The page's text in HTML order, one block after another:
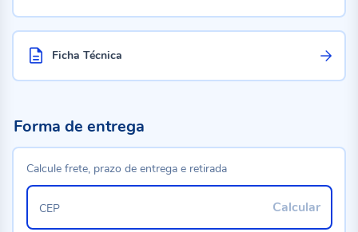
Ficha Técnica
Forma de entrega
Calcule frete, prazo de entrega e retirada
Calcular
CEP